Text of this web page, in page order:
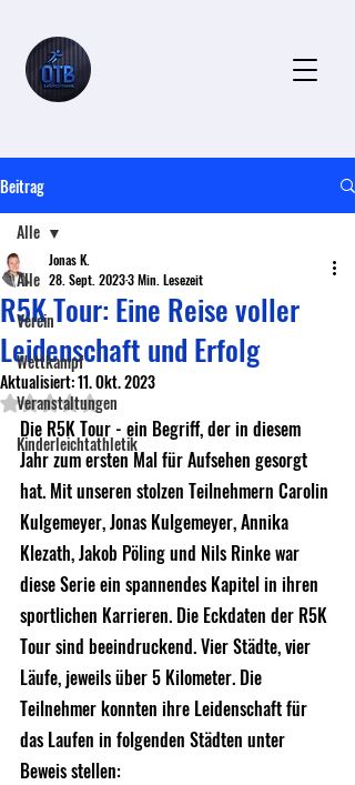
Beitrag
Alle
Verein
Wettkampf
Veranstaltungen
Kinderleichtathletik
Alle
R5K Tour: Eine Reise voller
Leidenschaft und Erfolg
Jonas K.
28. Sept. 20233 Min. Lesezeit
Aktualisiert:11. Okt. 2023
Mit NaN von 5 Sternen bewertet.
Die R5K Tour - ein Begriff, der in diesem
Jahr zum ersten Mal für Aufsehen gesorgt
hat. Mit unseren stolzen Teilnehmern Carolin
Kulgemeyer, Jonas Kulgemeyer, Annika
Klezath, Jakob Pöling und Nils Rinke war
diese Serie ein spannendes Kapitel in ihren
sportlichen Karrieren. Die Eckdaten der R5K
Tour sind beeindruckend. Vier Städte, vier
Läufe, jeweils über 5 Kilometer. Die
Teilnehmer konnten ihre Leidenschaft für
das Laufen in folgenden Städten unter
Beweis stellen: